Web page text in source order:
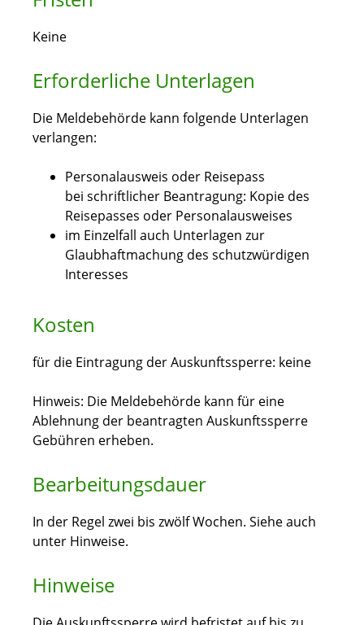
Keine
Erforderliche Unterlagen
Die Meldebehörde kann folgende Unterlagen
verlangen:
Personalausweis oder Reisepass
bei schriftlicher Beantragung: Kopie des
Reisepasses oder Personalausweises
im Einzelfall auch Unterlagen zur
Glaubhaftmachung des schutzwürdigen
Interesses
Kosten
für die Eintragung der Auskunftssperre: keine
Hinweis: Die Meldebehörde kann für eine
Ablehnung der beantragten Auskunftssperre
Gebühren erheben.
Bearbeitungsdauer
In der Regel zwei bis zwölf Wochen. Siehe auch
unter Hinweise.
Hinweise